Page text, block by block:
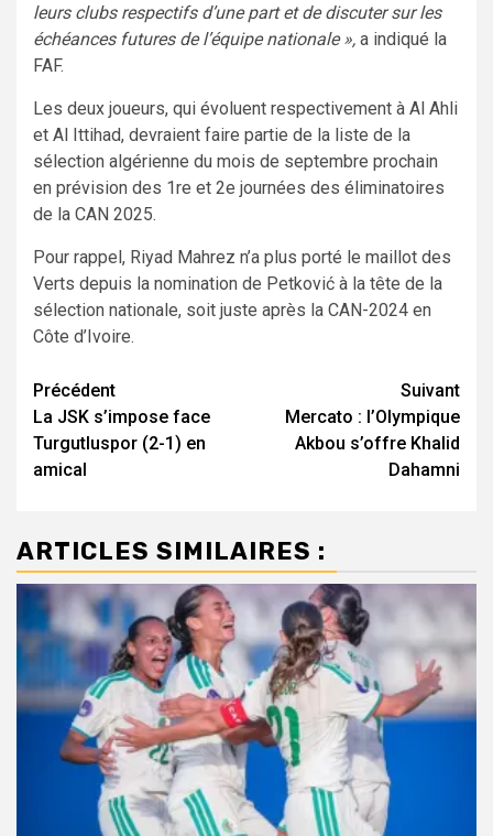
leurs clubs respectifs d’une part et de discuter sur les
échéances futures de l’équipe nationale », a indiqué la
FAF.
Les deux joueurs, qui évoluent respectivement à Al Ahli
et Al Ittihad, devraient faire partie de la liste de la
sélection algérienne du mois de septembre prochain
en prévision des 1re et 2e journées des éliminatoires
de la CAN 2025.
Pour rappel, Riyad Mahrez n’a plus porté le maillot des
Verts depuis la nomination de Petković à la tête de la
sélection nationale, soit juste après la CAN-2024 en
Côte d’Ivoire.
Navigation
d’article
Précédent
La JSK s’impose face
Turgutluspor (2-1) en
amical
Suivant
Mercato : l’Olympique
Akbou s’offre Khalid
Dahamni
ARTICLES SIMILAIRES :